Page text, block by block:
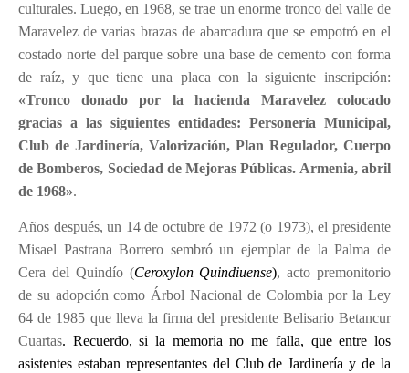
culturales. Luego, en 1968, se trae un enorme tronco del valle de
Maravelez de varias brazas de abarcadura que se empotró en el
costado norte del parque sobre una base de cemento con forma
de raíz, y que tiene una placa con la siguiente inscripción:
«Tronco donado por la hacienda Maravelez colocado
gracias a las siguientes entidades: Personería Municipal,
Club de Jardinería, Valorización, Plan Regulador, Cuerpo
de Bomberos, Sociedad de Mejoras Públicas. Armenia, abril
de 1968».
Años después, un 14 de octubre de 1972 (o 1973), el presidente
Misael Pastrana Borrero sembró un ejemplar de la Palma de
Cera del Quindío (Ceroxylon Quindiuense), acto premonitorio
de su adopción como Árbol Nacional de Colombia por la Ley
64 de 1985 que lleva la firma del presidente Belisario Betancur
Cuartas. Recuerdo, si la memoria no me falla, que entre los
asistentes estaban representantes del Club de Jardinería y de la